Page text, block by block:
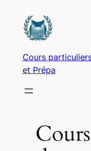
contenu
Cours
et Prépa